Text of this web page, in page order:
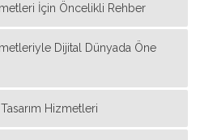
İçin Öncelikli Rehber
Dijital Dünyada Öne
Hizmetleri